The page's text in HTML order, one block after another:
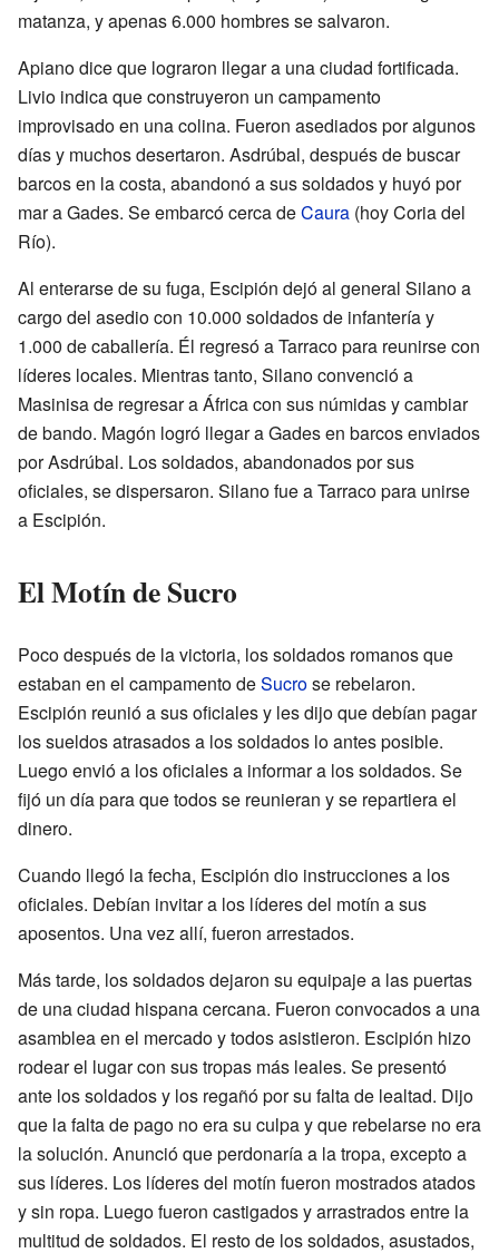
matanza, y apenas 6.000 hombres se salvaron.
Apiano dice que lograron llegar a una ciudad fortificada.
Livio indica que construyeron un campamento
improvisado en una colina. Fueron asediados por algunos
días y muchos desertaron. Asdrúbal, después de buscar
barcos en la costa, abandonó a sus soldados y huyó por
mar a Gades. Se embarcó cerca deCaura (hoy Coria del
Río).
Al enterarse de su fuga, Escipión dejó al general Silano a
cargo del asedio con 10.000 soldados de infantería y
1.000 de caballería. Él regresó a Tarraco para reunirse con
líderes locales. Mientras tanto, Silano convenció a
Masinisa de regresar a África con sus númidas y cambiar
de bando. Magón logró llegar a Gades en barcos enviados
por Asdrúbal. Los soldados, abandonados por sus
oficiales, se dispersaron. Silano fue a Tarraco para unirse
a Escipión.
El Motín de Sucro
Poco después de la victoria, los soldados romanos que
estaban en el campamento deSucrose rebelaron.
Escipión reunió a sus oficiales y les dijo que debían pagar
los sueldos atrasados a los soldados lo antes posible.
Luego envió a los oficiales a informar a los soldados. Se
fijó un día para que todos se reunieran y se repartiera el
dinero.
Cuando llegó la fecha, Escipión dio instrucciones a los
oficiales. Debían invitar a los líderes del motín a sus
aposentos. Una vez allí, fueron arrestados.
Más tarde, los soldados dejaron su equipaje a las puertas
de una ciudad hispana cercana. Fueron convocados a una
asamblea en el mercado y todos asistieron. Escipión hizo
rodear el lugar con sus tropas más leales. Se presentó
ante los soldados y los regañó por su falta de lealtad. Dijo
que la falta de pago no era su culpa y que rebelarse no era
la solución. Anunció que perdonaría a la tropa, excepto a
sus líderes. Los líderes del motín fueron mostrados atados
y sin ropa. Luego fueron castigados y arrastrados entre la
multitud de soldados. El resto de los soldados, asustados,